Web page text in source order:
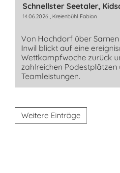
14.06.2026 , Kreienbühl Fabian
Von Hochdorf über
Inwil blickt auf eine
Wettkampfwoche zurück
zahlreichen Podestplätzen
Teamleistungen.
Weitere Einträge